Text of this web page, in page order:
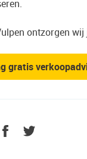
ontzorgen wij
gratis